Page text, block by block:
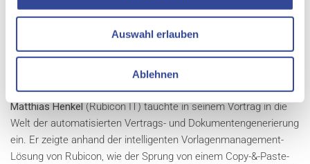
Auswahl erlauben
Ablehnen
EFFIZIENZ MIT ETHISCHER VERANTWORTUNG
Matthias Henkel (Rubicon IT) tauchte in seinem Vortrag in die
Welt der automatisierten Vertrags- und Dokumentengenerierung
ein. Er zeigte anhand der intelligenten Vorlagenmanagement-
Lösung von Rubicon, wie der Sprung von einem Copy-&-Paste-